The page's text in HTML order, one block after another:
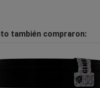
también compraron: